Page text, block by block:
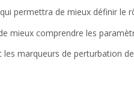
permettra de mieux définir le
mieux comprendre les
marqueurs de perturbation